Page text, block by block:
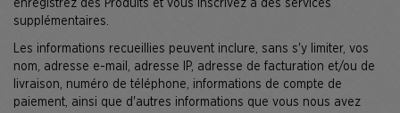
enregistrez des Produits et vous inscrivez à des services
supplémentaires.
Les informations recueillies peuvent inclure, sans s'y limiter, vos
nom, adresse e-mail, adresse IP, adresse de facturation et/ou de
livraison, numéro de téléphone, informations de compte de
paiement, ainsi que d'autres informations que vous nous avez